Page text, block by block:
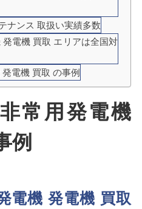
ナンス 取扱い実績多数
電機 買取 エリアは全国対
電機 買取 の事例
常用発電機
例
電機 発電機 買取